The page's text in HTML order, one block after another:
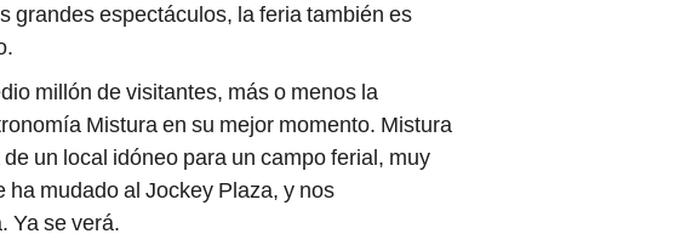
grandes espectáculos, la feria también es
millón de visitantes, más o menos la
Mistura en su mejor momento. Mistura
un local idóneo para un campo ferial, muy
mudado al Jockey Plaza, y nos
Ya se verá.